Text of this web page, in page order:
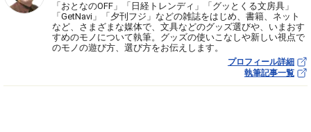
「おとなのOFF」「日経トレンディ」「グッとくる文房具」
「GetNavi」「夕刊フジ」などの雑誌をはじめ、書籍、ネット
など、さまざまな媒体で、文具などのグッズ選びや、いまおす
すめのモノについて執筆。グッズの使いこなしや新しい視点で
のモノの遊び方、選び方をお伝えします。
プロフィール詳細
執筆記事一覧